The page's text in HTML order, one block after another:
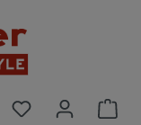
Du hast 0